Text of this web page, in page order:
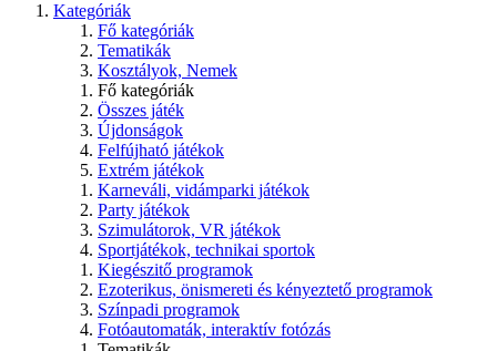
Kategóriák
Fő kategóriák
Tematikák
Kosztályok, Nemek
Fő kategóriák
Összes játék
Újdonságok
Felfújható játékok
Extrém játékok
Karneváli, vidámparki játékok
Party játékok
Szimulátorok, VR játékok
Sportjátékok, technikai sportok
Kiegészitő programok
Ezoterikus, önismereti és kényeztető programok
Színpadi programok
Fotóautomaták, interaktív fotózás